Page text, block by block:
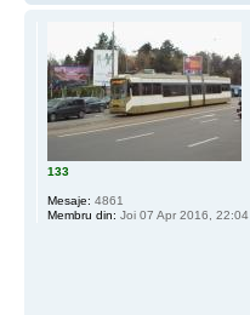
133
Mesaje: 4861
Membru din: Joi 07 Apr 2016, 22:04